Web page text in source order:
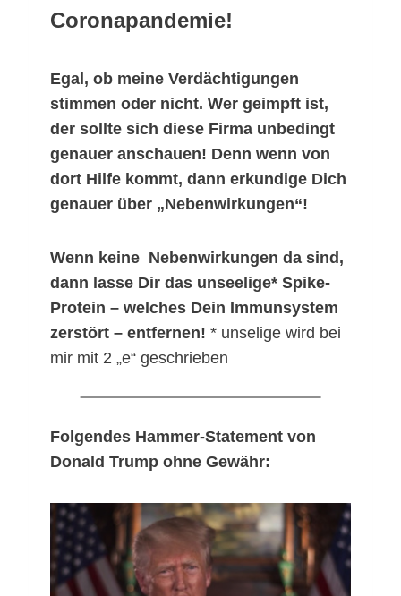
Coronapandemie!
Egal, ob meine Verdächtigungen
stimmen oder nicht. Wer geimpft ist,
der sollte sich diese Firma unbedingt
genauer anschauen! Denn wenn von
dort Hilfe kommt, dann erkundige Dich
genauer über „Nebenwirkungen“!
Wenn keine Nebenwirkungen da sind,
dann lasse Dir das unseelige* Spike-
Protein – welches Dein Immunsystem
zerstört – entfernen! * unselige wird bei
mir mit 2 „e“ geschrieben
Folgendes Hammer-Statement von
Donald Trump ohne Gewähr: